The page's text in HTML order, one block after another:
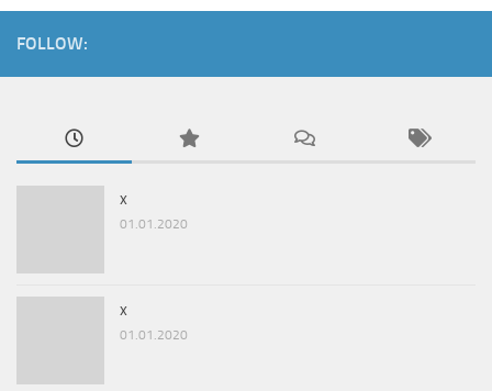
FOLLOW:
x
01.01.2020
x
01.01.2020